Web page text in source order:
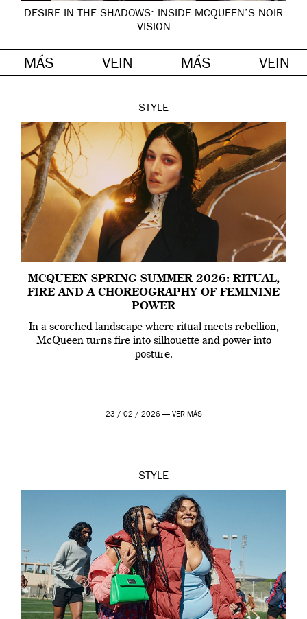
DESIRE IN THE SHADOWS: INSIDE MCQUEEN’S NOIR
VISION
MÁS VEIN MÁS VEIN
STYLE
MCQUEEN SPRING SUMMER 2026: RITUAL,
FIRE AND A CHOREOGRAPHY OF FEMININE
POWER
In a scorched landscape where ritual meets rebellion,
McQueen turns fire into silhouette and power into
posture.
23 / 02 / 2026 — VER MÁS
STYLE